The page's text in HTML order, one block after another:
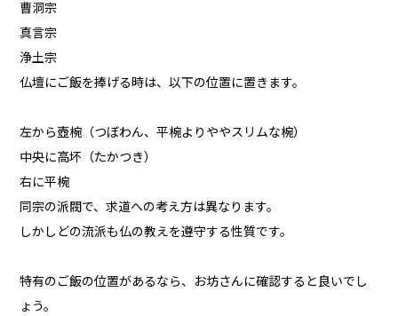
曹洞宗
真言宗
浄土宗
仏壇にご飯を捧げる時は、以下の位置に置きます。
左から壺椀（つぼわん、平椀よりややスリムな椀）
中央に高坏（たかつき）
右に平椀
同宗の派閥で、求道への考え方は異なります。
しかしどの流派も仏の教えを遵守する性質です。
特有のご飯の位置があるなら、お坊さんに確認すると良いでし
ょう。